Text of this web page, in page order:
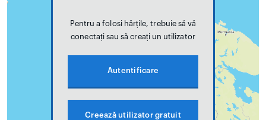
Pentru a folosi hărțile, trebuie să vă
conectați sau să creați un utilizator
Autentificare
Creează utilizator gratuit